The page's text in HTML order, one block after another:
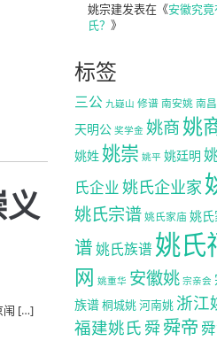
闱 […]
姚宗建发表在《安徽究
氏？ 》
标签
三公 九嶷山 修谱 南安姚 南
天明公 奖学金 姚商姚
姚姓姚崇 姚平 姚廷明
氏企业姚氏企业家
姚氏宗谱 姚氏家庙 姚氏
谱姚氏族谱 姚氏
网 姚重华 安徽姚 宗亲会
族谱桐城姚河南姚 浙江
福建姚氏 舜 舜帝